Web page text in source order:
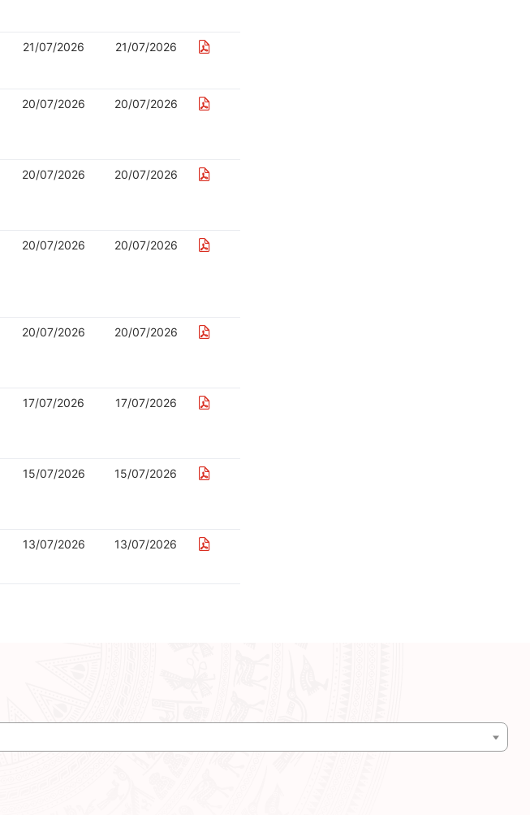
21/07/2026 21/07/2026
20/07/2026 20/07/2026
20/07/2026 20/07/2026
20/07/2026 20/07/2026
20/07/2026 20/07/2026
17/07/2026 17/07/2026
15/07/2026 15/07/2026
13/07/2026 13/07/2026